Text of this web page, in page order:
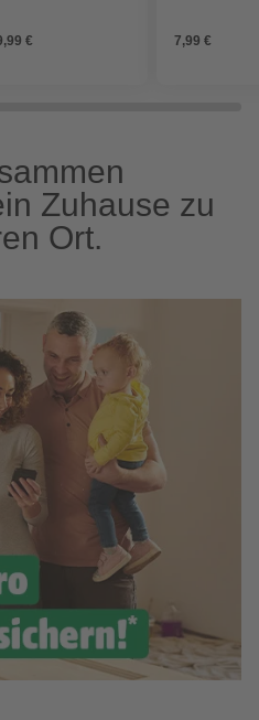
€
7,99 €
Zuhause zu
Ort.